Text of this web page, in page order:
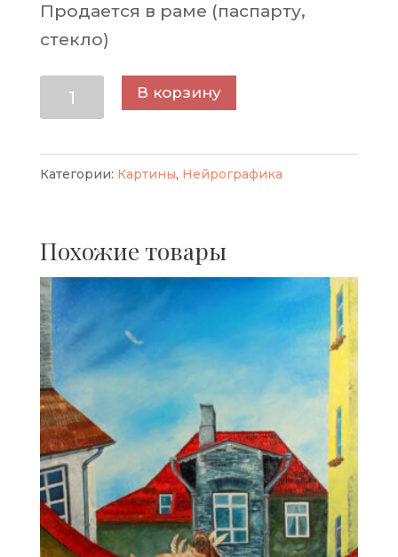
Продается в раме (паспарту,
стекло)
Количество
товара
Пламя
В корзину
Категории: Картины, Нейрографика
Похожие товары